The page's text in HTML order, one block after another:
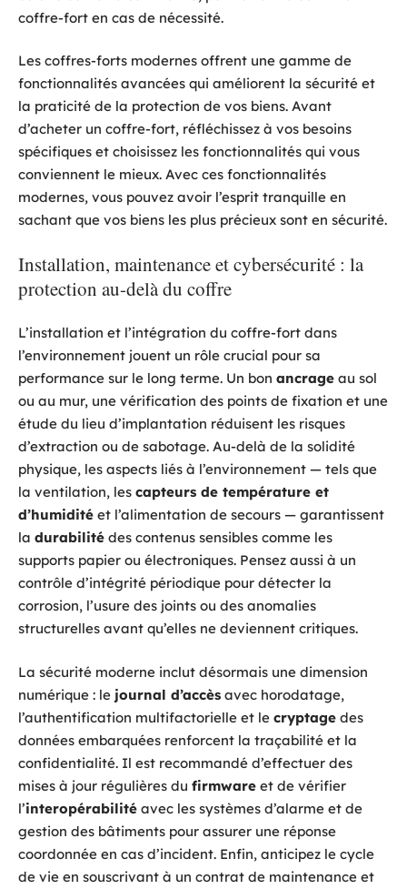
coffre-fort en cas de nécessité.
Les coffres-forts modernes offrent une gamme de
fonctionnalités avancées qui améliorent la sécurité et
la praticité de la protection de vos biens. Avant
d’acheter un coffre-fort, réfléchissez à vos besoins
spécifiques et choisissez les fonctionnalités qui vous
conviennent le mieux. Avec ces fonctionnalités
modernes, vous pouvez avoir l’esprit tranquille en
sachant que vos biens les plus précieux sont en sécurité.
Installation, maintenance et cybersécurité : la
protection au-delà du coffre
L’installation et l’intégration du coffre-fort dans
l’environnement jouent un rôle crucial pour sa
performance sur le long terme. Un bon ancrage au sol
ou au mur, une vérification des points de fixation et une
étude du lieu d’implantation réduisent les risques
d’extraction ou de sabotage. Au-delà de la solidité
physique, les aspects liés à l’environnement — tels que
la ventilation, les capteurs de température et
d’humidité et l’alimentation de secours — garantissent
la durabilité des contenus sensibles comme les
supports papier ou électroniques. Pensez aussi à un
contrôle d’intégrité périodique pour détecter la
corrosion, l’usure des joints ou des anomalies
structurelles avant qu’elles ne deviennent critiques.
La sécurité moderne inclut désormais une dimension
numérique : le journal d’accès avec horodatage,
l’authentification multifactorielle et le cryptage des
données embarquées renforcent la traçabilité et la
confidentialité. Il est recommandé d’effectuer des
mises à jour régulières du firmware et de vérifier
l’interopérabilité avec les systèmes d’alarme et de
gestion des bâtiments pour assurer une réponse
coordonnée en cas d’incident. Enfin, anticipez le cycle
de vie en souscrivant à un contrat de maintenance et